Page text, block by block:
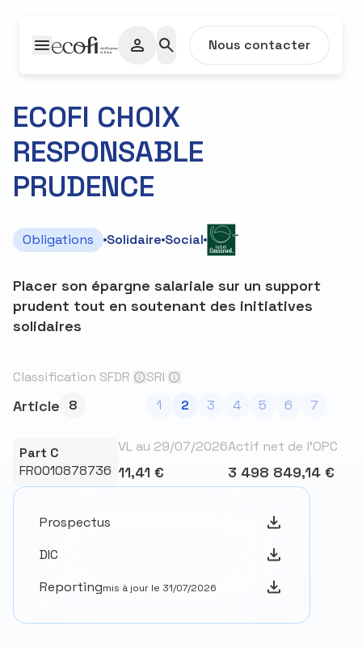
Nous contacter
ECOFI CHOIX
RESPONSABLE
PRUDENCE
Obligations
Solidaire Social
Placer son épargne salariale sur un support
prudent tout en soutenant des initiatives
solidaires
Classification SFDR
Article 8
SRI
1
2 3 4 5 6 7
Part C
FR0010878736
VL au 29/07/2026
11,41 €
Actif net de l’OPC
3 498 849,14 €
Prospectus
DIC
Reportingmis à jour le 31/07/2026